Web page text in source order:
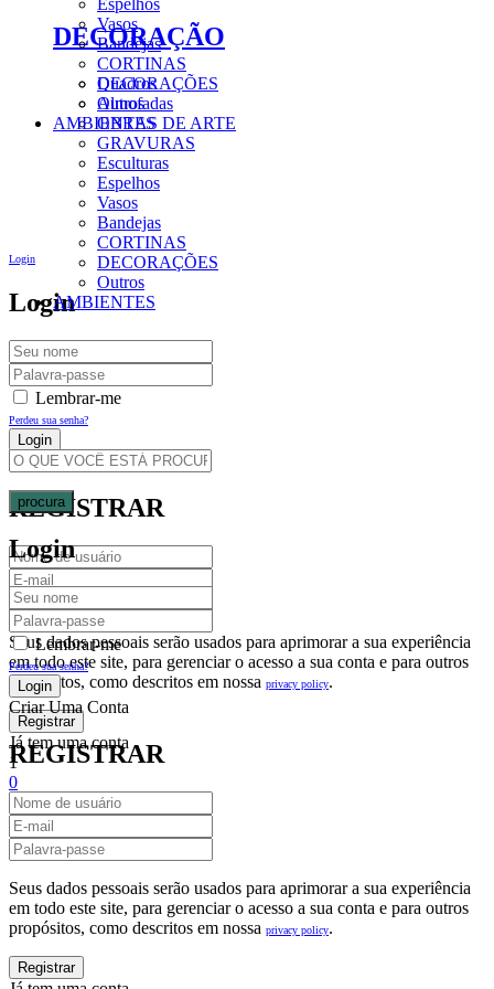
Vasos
Bandejas
CORTINAS
DECORAÇÕES
Outros
AMBIENTES
Login
Login
Lembrar-me
Perdeu sua senha?
Criar Uma Conta
REGISTRAR
Seus dados pessoais serão usados para aprimorar a sua experiência
em todo este site, para gerenciar o acesso a sua conta e para outros
propósitos, como descritos em nossa privacy policy.
Já tem uma conta
1
0
Fechar
Carrinho De Compras(0)
No products in the cart.
DECORAÇÃO
Quadros
Almofadas
OBRAS DE ARTE
GRAVURAS
Esculturas
Espelhos
Vasos
Bandejas
CORTINAS
DECORAÇÕES
Outros
AMBIENTES
procura
Login
Lembrar-me
Perdeu sua senha?
Criar Uma Conta
REGISTRAR
Seus dados pessoais serão usados para aprimorar a sua experiência
em todo este site, para gerenciar o acesso a sua conta e para outros
propósitos, como descritos em nossa privacy policy.